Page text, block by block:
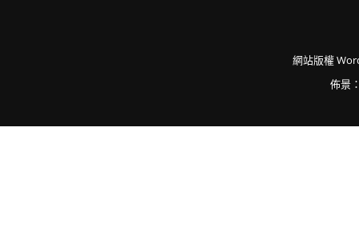
網站版權
佈景